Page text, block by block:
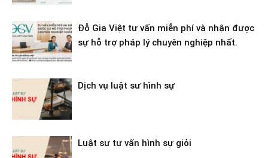
Đỗ Gia Việt tư vấn miễn phí và nhận được
sự hỗ trợ pháp lý chuyên nghiệp nhất.
Dịch vụ luật sư hình sự
Luật sư tư vấn hình sự giỏi